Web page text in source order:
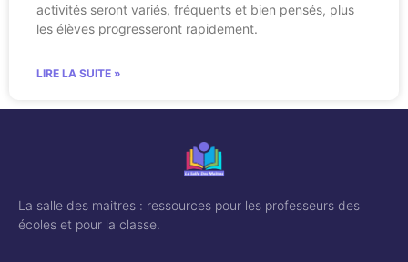
activités seront variés, fréquents et bien pensés, plus
les élèves progresseront rapidement.
LIRE LA SUITE »
La salle des maitres : ressources pour les professeurs des
écoles et pour la classe.